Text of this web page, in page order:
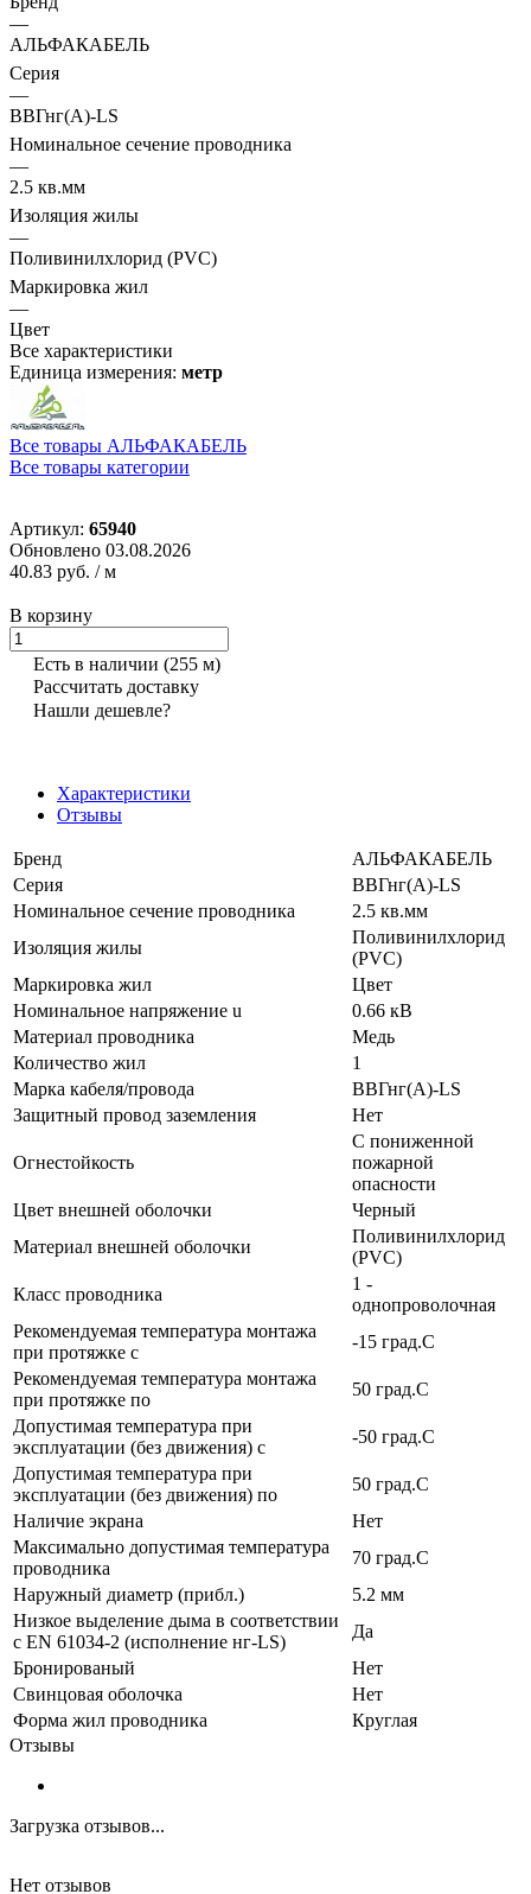
—
АЛЬФАКАБЕЛЬ
Серия
—
ВВГнг(А)-LS
Номинальное сечение проводника
—
2.5 кв.мм
Изоляция жилы
—
Поливинилхлорид (PVC)
Маркировка жил
—
Цвет
Все характеристики
Единица измерения: метр
Все товары АЛЬФАКАБЕЛЬ
Все товары категории
Артикул: 65940
Обновлено 03.08.2026
40.83 руб. / м
В корзину
Есть в наличии (255 м)
Рассчитать доставку
Нашли дешевле?
Характеристики
Отзывы
Бренд
АЛЬФАКАБЕЛЬ
Серия
ВВГнг(А)-LS
Номинальное сечение проводника
2.5 кв.мм
Изоляция жилы
Поливинилхлорид
(PVC)
Маркировка жил
Цвет
Номинальное напряжение u
0.66 кВ
Материал проводника
Медь
Количество жил
1
Марка кабеля/провода
ВВГнг(А)-LS
Защитный провод заземления
Нет
Огнестойкость
С пониженной
пожарной
опасности
Цвет внешней оболочки
Черный
Материал внешней оболочки
Поливинилхлорид
(PVC)
Класс проводника
1 -
однопроволочная
Рекомендуемая температура монтажа
при протяжке с
-15 град.C
Рекомендуемая температура монтажа
при протяжке по
50 град.C
Допустимая температура при
эксплуатации (без движения) с
-50 град.C
Допустимая температура при
эксплуатации (без движения) по
50 град.C
Наличие экрана
Нет
Максимально допустимая температура
проводника
70 град.C
Наружный диаметр (прибл.)
5.2 мм
Низкое выделение дыма в соответствии
с EN 61034-2 (исполнение нг-LS)
Да
Бронированый
Нет
Свинцовая оболочка
Нет
Форма жил проводника
Круглая
Отзывы
Загрузка отзывов...
Нет отзывов